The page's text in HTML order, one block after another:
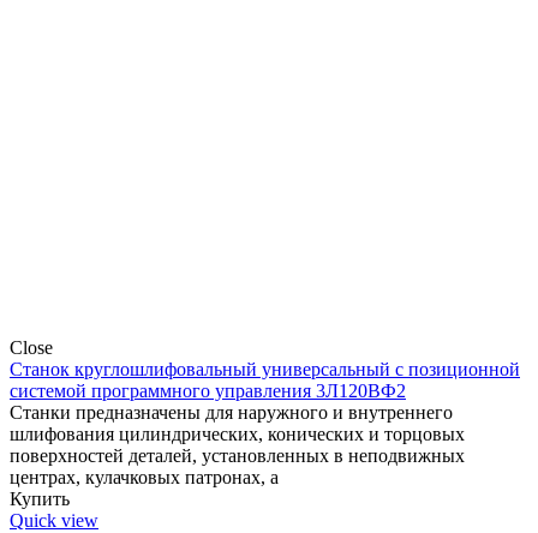
Close
Станок круглошлифовальный универсальный с позиционной
системой программного управления 3Л120ВФ2
Станки предназначены для наружного и внутреннего
шлифования цилиндрических, конических и торцовых
поверхностей деталей, установленных в неподвижных
центрах, кулачковых патронах, а
Купить
Quick view